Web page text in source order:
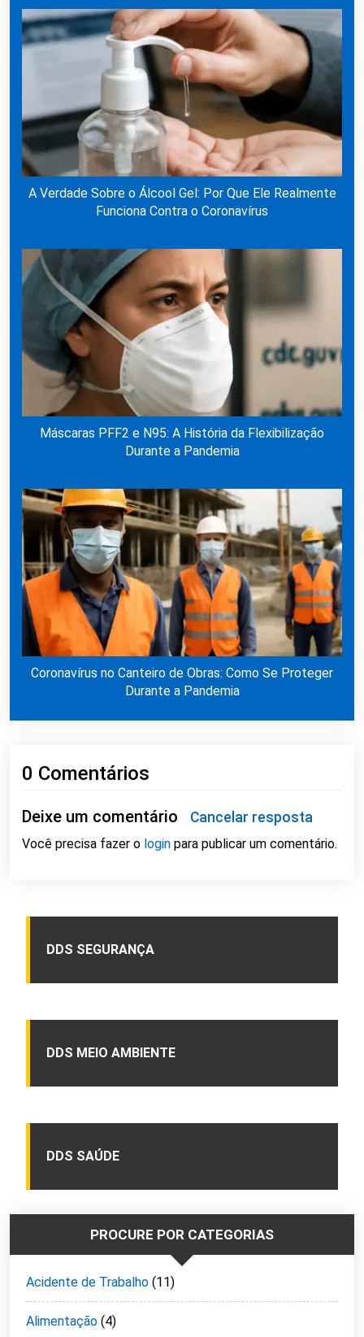
A Verdade Sobre o Álcool Gel: Por Que Ele Realmente
Funciona Contra o Coronavírus
Máscaras PFF2 e N95: A História da Flexibilização
Durante a Pandemia
Coronavírus no Canteiro de Obras: Como Se Proteger
Durante a Pandemia
0 Comentários
Deixe um comentário Cancelar resposta
Você precisa fazer o login para publicar um comentário.
DDS SEGURANÇA
DDS MEIO AMBIENTE
DDS SAÚDE
PROCURE POR CATEGORIAS
Acidente de Trabalho (11)
Alimentação (4)